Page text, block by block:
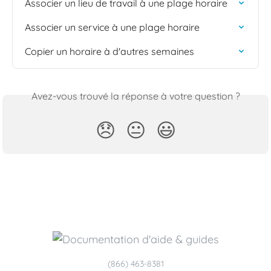
Associer un lieu de travail à une plage horaire
Associer un service à une plage horaire
Copier un horaire à d'autres semaines
Avez-vous trouvé la réponse à votre question ?
😞 😐 😃
(866) 463-8381